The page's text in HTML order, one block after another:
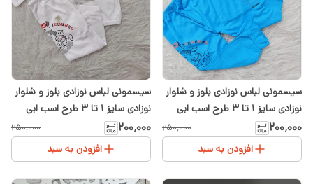
سیسمونی لباس نوزادی بلوز و شلوار
نوزادی سایز 1 تا ۳ طرح اسب ابی
رنگ آبی
۲۰۰٬۰۰۰ ۲۵۰٬۰۰۰
افزودن به سبد
سیسمونی لباس نوزادی بلوز و شلوار
نوزادی سایز 1 تا ۳ طرح اسب ابی
۲۰۰٬۰۰۰ ۲۵۰٬۰۰۰
افزودن به سبد